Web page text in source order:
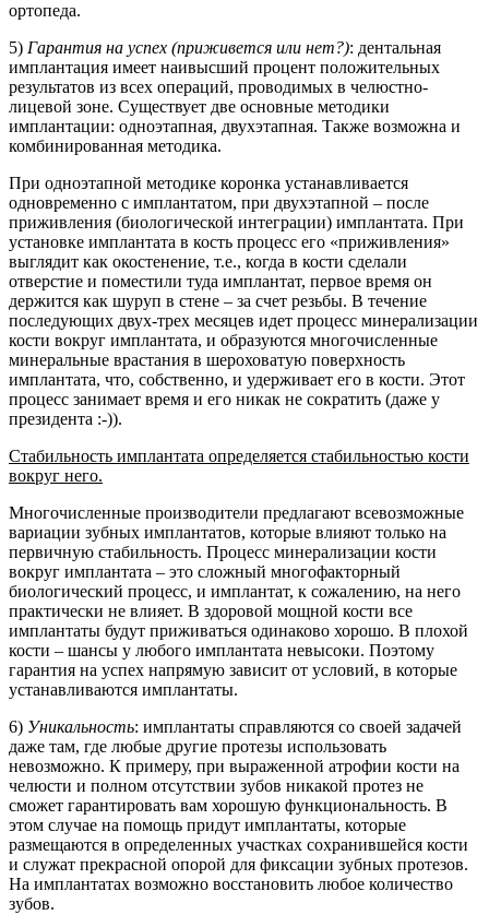
ортопеда.
5) Гарантия на успех (приживется или нет?): дентальная
имплантация имеет наивысший процент положительных
результатов из всех операций, проводимых в челюстно-
лицевой зоне. Существует две основные методики
имплантации: одноэтапная, двухэтапная. Также возможна и
комбинированная методика.
При одноэтапной методике коронка устанавливается
одновременно с имплантатом, при двухэтапной – после
приживления (биологической интеграции) имплантата. При
установке имплантата в кость процесс его «приживления»
выглядит как окостенение, т.е., когда в кости сделали
отверстие и поместили туда имплантат, первое время он
держится как шуруп в стене – за счет резьбы. В течение
последующих двух-трех месяцев идет процесс минерализации
кости вокруг имплантата, и образуются многочисленные
минеральные врастания в шероховатую поверхность
имплантата, что, собственно, и удерживает его в кости. Этот
процесс занимает время и его никак не сократить (даже у
президента :-)).
Стабильность имплантата определяется стабильностью кости
вокруг него.
Многочисленные производители предлагают всевозможные
вариации зубных имплантатов, которые влияют только на
первичную стабильность. Процесс минерализации кости
вокруг имплантата – это сложный многофакторный
биологический процесс, и имплантат, к сожалению, на него
практически не влияет. В здоровой мощной кости все
имплантаты будут приживаться одинаково хорошо. В плохой
кости – шансы у любого имплантата невысоки. Поэтому
гарантия на успех напрямую зависит от условий, в которые
устанавливаются имплантаты.
6) Уникальность: имплантаты справляются со своей задачей
даже там, где любые другие протезы использовать
невозможно. К примеру, при выраженной атрофии кости на
челюсти и полном отсутствии зубов никакой протез не
сможет гарантировать вам хорошую функциональность. В
этом случае на помощь придут имплантаты, которые
размещаются в определенных участках сохранившейся кости
и служат прекрасной опорой для фиксации зубных протезов.
На имплантатах возможно восстановить любое количество
зубов.